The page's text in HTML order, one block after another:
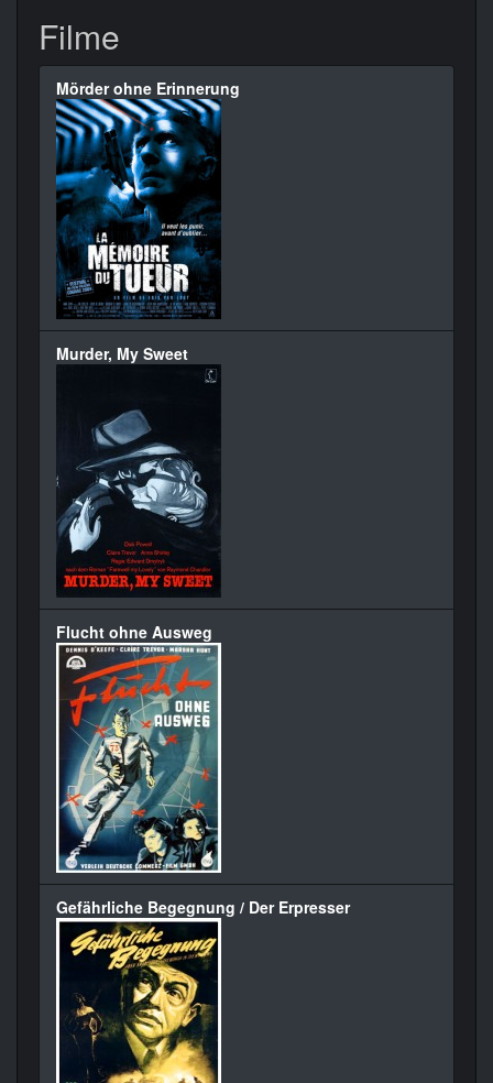
Filme
Mörder ohne Erinnerung
Murder, My Sweet
Flucht ohne Ausweg
Gefährliche Begegnung / Der Erpresser